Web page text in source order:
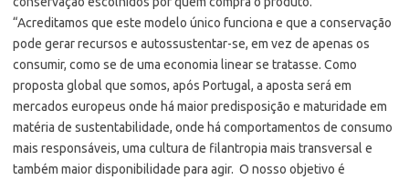
“Acreditamos que este modelo único funciona e que a conservação
pode gerar recursos e autossustentar-se, em vez de apenas os
consumir, como se de uma economia linear se tratasse. Como
proposta global que somos, após Portugal, a aposta será em
mercados europeus onde há maior predisposição e maturidade em
matéria de sustentabilidade, onde há comportamentos de consumo
mais responsáveis, uma cultura de filantropia mais transversal e
também maior disponibilidade para agir. O nosso objetivo é